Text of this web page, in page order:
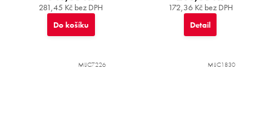
281,45 Kč bez DPH
Do košíku
172,36 Kč bez DPH
Detail
MIJC7226 MIJC1830